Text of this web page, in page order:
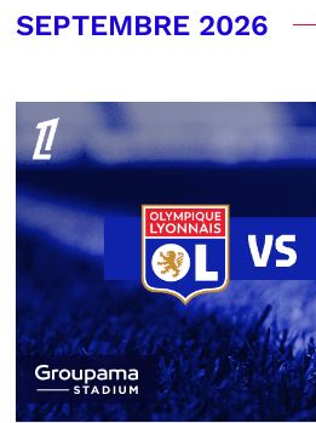
SEPTEMBRE 2026